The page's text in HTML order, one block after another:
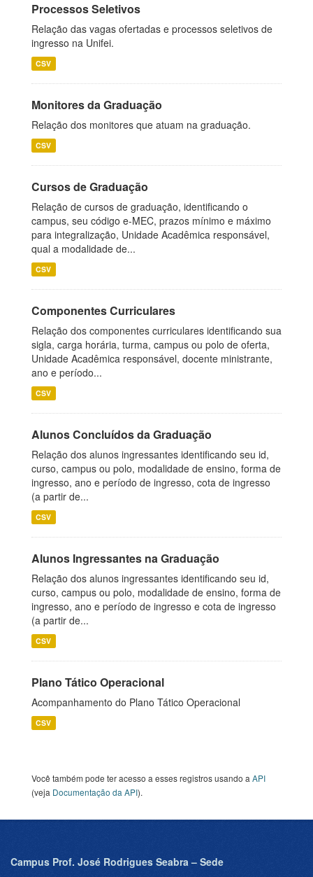
Processos Seletivos
Relação das vagas ofertadas e processos seletivos de
ingresso na Unifei.
CSV
Monitores da Graduação
Relação dos monitores que atuam na graduação.
CSV
Cursos de Graduação
Relação de cursos de graduação, identificando o
campus, seu código e-MEC, prazos mínimo e máximo
para integralização, Unidade Acadêmica responsável,
qual a modalidade de...
CSV
Componentes Curriculares
Relação dos componentes curriculares identificando sua
sigla, carga horária, turma, campus ou polo de oferta,
Unidade Acadêmica responsável, docente ministrante,
ano e período...
CSV
Alunos Concluídos da Graduação
Relação dos alunos ingressantes identificando seu id,
curso, campus ou polo, modalidade de ensino, forma de
ingresso, ano e período de ingresso, cota de ingresso
(a partir de...
CSV
Alunos Ingressantes na Graduação
Relação dos alunos ingressantes identificando seu id,
curso, campus ou polo, modalidade de ensino, forma de
ingresso, ano e período de ingresso e cota de ingresso
(a partir de...
CSV
Plano Tático Operacional
Acompanhamento do Plano Tático Operacional
CSV
Você também pode ter acesso a esses registros usando a API
(veja Documentação da API).
Campus Prof. José Rodrigues Seabra – Sede